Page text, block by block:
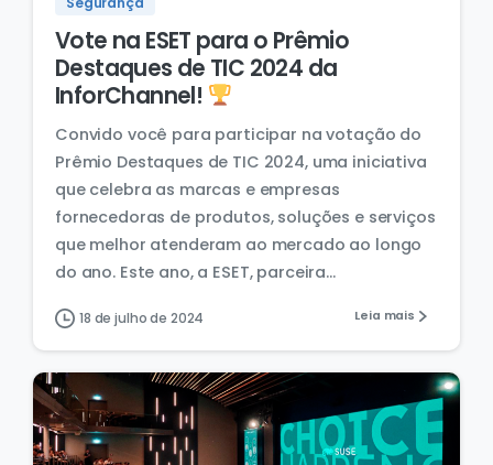
Vote na ESET para o Prêmio
Destaques de TIC 2024 da
InforChannel!
Convido você para participar na votação do
Prêmio Destaques de TIC 2024, uma iniciativa
que celebra as marcas e empresas
fornecedoras de produtos, soluções e serviços
que melhor atenderam ao mercado ao longo
do ano. Este ano, a ESET, parceira...
18 de julho de 2024 Leia mais